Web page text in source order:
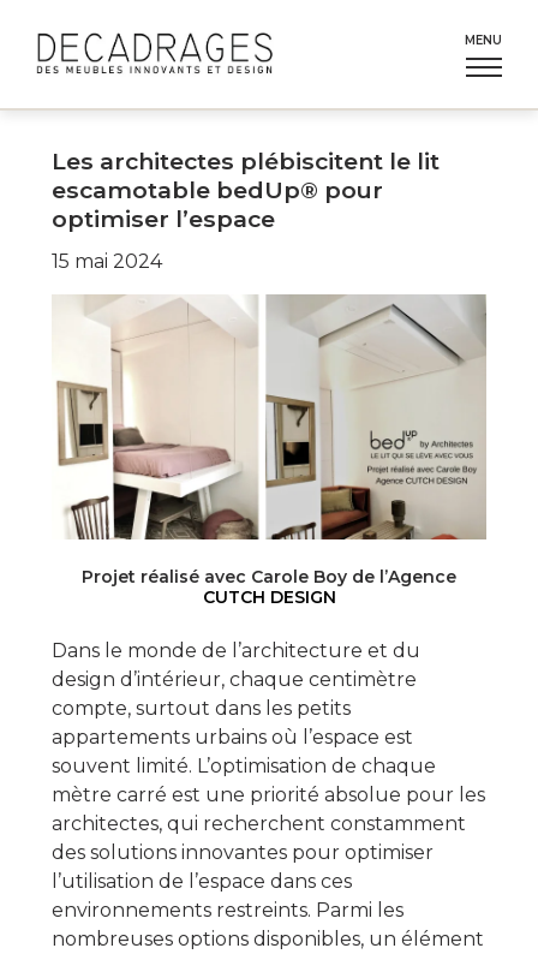
contenu
MENU
Les architectes plébiscitent le lit
escamotable bedUp® pour
optimiser l’espace
15 mai 2024
Projet réalisé avec Carole Boy de l’Agence
CUTCH DESIGN
Dans le monde de l’architecture et du
design d’intérieur, chaque centimètre
compte, surtout dans les petits
appartements urbains où l’espace est
souvent limité. L’optimisation de chaque
mètre carré est une priorité absolue pour les
architectes, qui recherchent constamment
des solutions innovantes pour optimiser
l’utilisation de l’espace dans ces
environnements restreints. Parmi les
nombreuses options disponibles, un élément